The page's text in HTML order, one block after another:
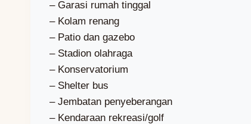
– Garasi rumah tinggal
– Kolam renang
– Patio dan gazebo
– Stadion olahraga
– Konservatorium
– Shelter bus
– Jembatan penyeberangan
– Kendaraan rekreasi/golf